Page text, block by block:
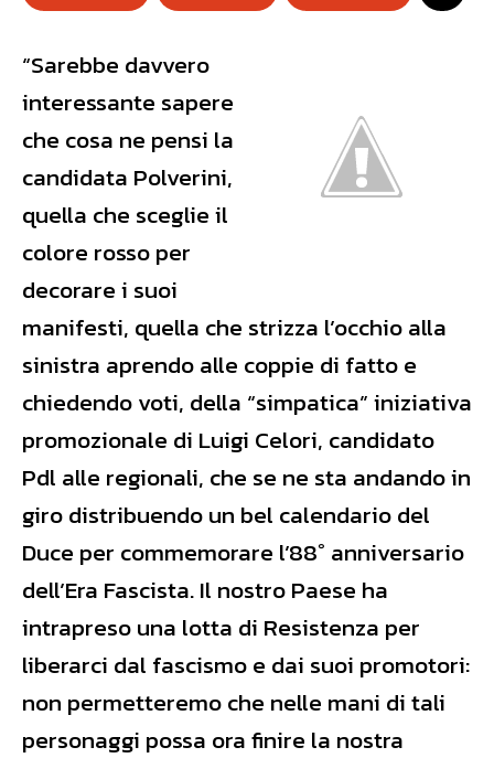
“Sarebbe davvero
interessante sapere
che cosa ne pensi la
candidata Polverini,
quella che sceglie il
colore rosso per
decorare i suoi
manifesti, quella che strizza l’occhio alla
sinistra aprendo alle coppie di fatto e
chiedendo voti, della “simpatica” iniziativa
promozionale di Luigi Celori, candidato
Pdl alle regionali, che se ne sta andando in
giro distribuendo un bel calendario del
Duce per commemorare l’88° anniversario
dell’Era Fascista. Il nostro Paese ha
intrapreso una lotta di Resistenza per
liberarci dal fascismo e dai suoi promotori:
non permetteremo che nelle mani di tali
personaggi possa ora finire la nostra